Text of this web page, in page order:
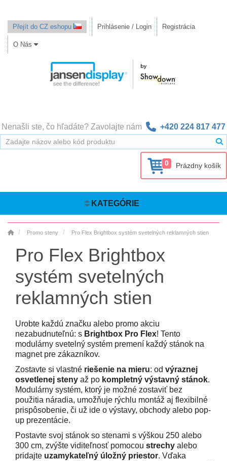
Přejít do CZ eshopu Prihlásenie / Login Registrácia
O Nás
Nenašli ste, čo hľadáte? Zavolajte nám +420 224 817 477
0 Prázdny košík
KATEGÓRIE
Promo steny Pro Flex Brightbox systém svetelných reklamných stien
Pro Flex Brightbox
systém svetelných
reklamných stien
Urobte každú značku alebo promo akciu
nezabudnuteľnú: s Brightbox Pro Flex! Tento
modulárny svetelný systém premení každý stánok na
magnet pre zákazníkov.
Zostavte si vlastné riešenie na mieru: od výraznej
osvetlenej steny až po kompletný výstavný stánok.
Modulárny systém, ktorý je možné zostaviť bez
použitia náradia, umožňuje rýchlu montáž aj flexibilné
prispôsobenie, či už ide o výstavy, obchody alebo pop-
up prezentácie.
Postavte svoj stánok so stenami s výškou 250 alebo
300 cm, zvýšte viditeľnosť pomocou strechy alebo
pridajte uzamykateľný úložný priestor. Vďaka